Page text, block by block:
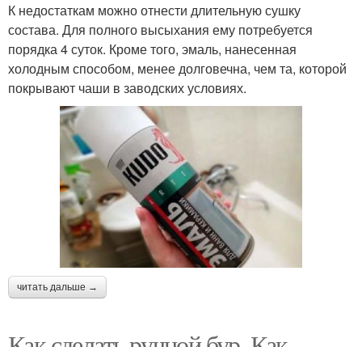
К недостаткам можно отнести длительную сушку
состава. Для полного высыхания ему потребуется
порядка 4 суток. Кроме того, эмаль, нанесенная
холодным способом, менее долговечна, чем та, которой
покрывают чаши в заводских условиях.
читать дальше →